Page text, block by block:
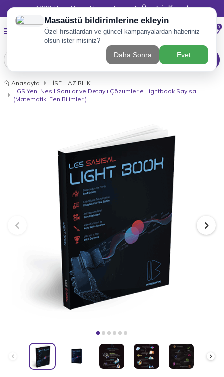
1000 TL ve Üzeri AlışverişlerinizdeÜcretsiz Kargo!
ARA
0
Anasayfa
LİSE HAZIRLIK
LGS Yeni Nesil Sorular ve Detaylı Çözümlerle Lightbook Sayısal
(Matematik, Fen Bilimleri)